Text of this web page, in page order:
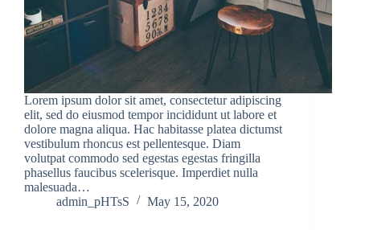
Lorem ipsum dolor sit amet, consectetur adipiscing
elit, sed do eiusmod tempor incididunt ut labore et
dolore magna aliqua. Hac habitasse platea dictumst
vestibulum rhoncus est pellentesque. Diam
volutpat commodo sed egestas egestas fringilla
phasellus faucibus scelerisque. Imperdiet nulla
malesuada…
admin_pHTsS
May 15, 2020